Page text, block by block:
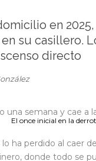
en
su casillero.
directo
El once inicial en la
ha perdido al caer
donde todo se